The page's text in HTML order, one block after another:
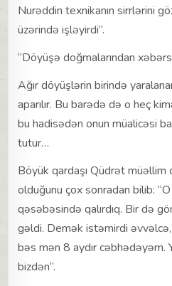
Nurəddin texnikanın sirrlərini
üzərində işləyirdi”.
“Döyüşə doğmalarından
Ağır döyüşlərin birində
aparılır. Bu barədə də o heç
bu hadisədən onun müalicəsi
tutur…
Böyük qardaşı Qüdrət müəllim
olduğunu çox sonradan bilib:
qəsəbəsində qalırdıq. Bir də
gəldi. Demək istəmirdi əvvəlcə,
bəs mən 8 aydır cəbhədəyəm.
bizdən”.